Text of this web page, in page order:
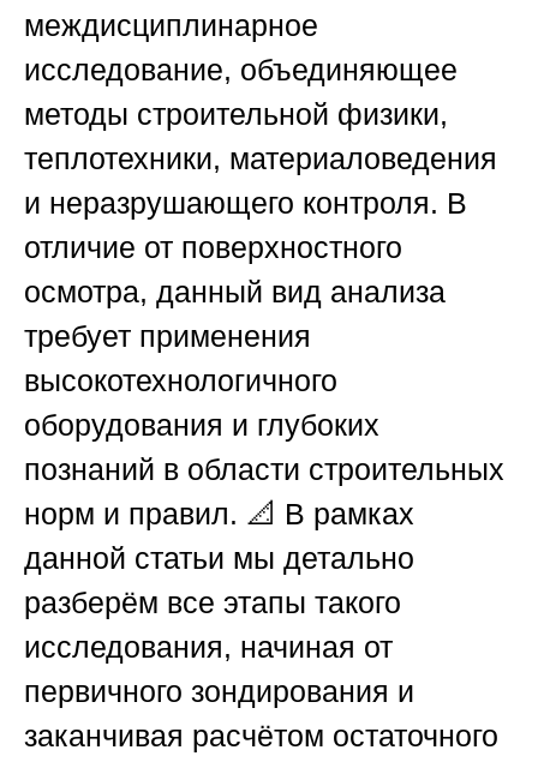
междисциплинарное
исследование, объединяющее
методы строительной физики,
теплотехники, материаловедения
и неразрушающего контроля. В
отличие от поверхностного
осмотра, данный вид анализа
требует применения
высокотехнологичного
оборудования и глубоких
познаний в области строительных
норм и правил. 📐 В рамках
данной статьи мы детально
разберём все этапы такого
исследования, начиная от
первичного зондирования и
заканчивая расчётом остаточного